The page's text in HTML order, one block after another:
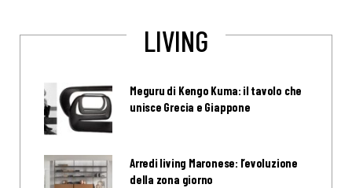
LIVING
Meguru di Kengo Kuma: il tavolo che
unisce Grecia e Giappone
Arredi living Maronese: l’evoluzione
della zona giorno